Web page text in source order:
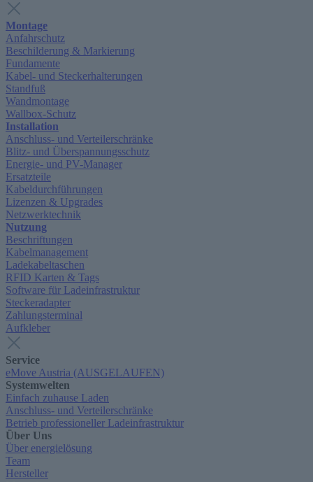
Montage
Anfahrschutz
Beschilderung & Markierung
Fundamente
Kabel- und Steckerhalterungen
Standfuß
Wandmontage
Wallbox-Schutz
Installation
Anschluss- und Verteilerschränke
Blitz- und Überspannungsschutz
Energie- und PV-Manager
Ersatzteile
Kabeldurchführungen
Lizenzen & Upgrades
Netzwerktechnik
Nutzung
Beschriftungen
Kabelmanagement
Ladekabeltaschen
RFID Karten & Tags
Software für Ladeinfrastruktur
Steckeradapter
Zahlungsterminal
Aufkleber
Service
eMove Austria (AUSGELAUFEN)
Systemwelten
Einfach zuhause Laden
Anschluss- und Verteilerschränke
Betrieb professioneller Ladeinfrastruktur
Über Uns
Über energielösung
Team
Hersteller